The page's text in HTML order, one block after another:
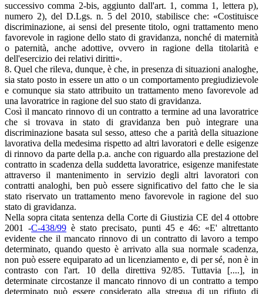
successivo comma 2-bis, aggiunto dall'art. 1, comma 1, lettera p),
numero 2), del D.Lgs. n. 5 del 2010, stabilisce che: «Costituisce
discriminazione, ai sensi del presente titolo, ogni trattamento meno
favorevole in ragione dello stato di gravidanza, nonché di maternità
o paternità, anche adottive, ovvero in ragione della titolarità e
dell'esercizio dei relativi diritti».
8. Quel che rileva, dunque, è che, in presenza di situazioni analoghe,
sia stato posto in essere un atto o un comportamento pregiudizievole
e comunque sia stato attribuito un trattamento meno favorevole ad
una lavoratrice in ragione del suo stato di gravidanza.
Così il mancato rinnovo di un contratto a termine ad una lavoratrice
che si trovava in stato di gravidanza ben può integrare una
discriminazione basata sul sesso, atteso che a parità della situazione
lavorativa della medesima rispetto ad altri lavoratori e delle esigenze
di rinnovo da parte della p.a. anche con riguardo alla prestazione del
contratto in scadenza della suddetta lavoratrice, esigenze manifestate
attraverso il mantenimento in servizio degli altri lavoratori con
contratti analoghi, ben può essere significativo del fatto che le sia
stato riservato un trattamento meno favorevole in ragione del suo
stato di gravidanza.
Nella sopra citata sentenza della Corte di Giustizia CE del 4 ottobre
2001 -C-438/99 è stato precisato, punti 45 e 46: «E' altrettanto
evidente che il mancato rinnovo di un contratto di lavoro a tempo
determinato, quando questo è arrivato alla sua normale scadenza,
non può essere equiparato ad un licenziamento e, di per sé, non è in
contrasto con l'art. 10 della direttiva 92/85. Tuttavia [....], in
determinate circostanze il mancato rinnovo di un contratto a tempo
determinato può essere considerato alla stregua di un rifiuto di